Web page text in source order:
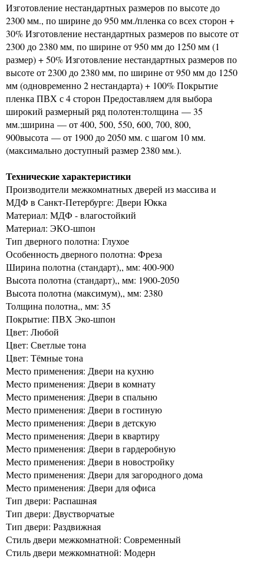
Изготовление нестандартных размеров по высоте до
2300 мм., по ширине до 950 мм./пленка со всех сторон +
30% Изготовление нестандартных размеров по высоте от
2300 до 2380 мм, по ширине от 950 мм до 1250 мм (1
размер) + 50% Изготовление нестандартных размеров по
высоте от 2300 до 2380 мм, по ширине от 950 мм до 1250
мм (одновременно 2 нестандарта) + 100% Покрытие
пленка ПВХ с 4 сторон Предоставляем для выбора
широкий размерный ряд полотен:толщина — 35
мм.;ширина — от 400, 500, 550, 600, 700, 800,
900высота — от 1900 до 2050 мм. с шагом 10 мм.
(максимально доступный размер 2380 мм.).
Технические характеристики
Производители межкомнатных дверей из массива и
МДФ в Санкт-Петербурге: Двери Юкка
Материал: МДФ - влагостойкий
Материал: ЭКО-шпон
Тип дверного полотна: Глухое
Особенность дверного полотна: Фреза
Ширина полотна (стандарт),, мм: 400-900
Высота полотна (стандарт),, мм: 1900-2050
Высота полотна (максимум),, мм: 2380
Толщина полотна,, мм: 35
Покрытие: ПВХ Эко-шпон
Цвет: Любой
Цвет: Светлые тона
Цвет: Тёмные тона
Место применения: Двери на кухню
Место применения: Двери в комнату
Место применения: Двери в спальню
Место применения: Двери в гостиную
Место применения: Двери в детскую
Место применения: Двери в квартиру
Место применения: Двери в гардеробную
Место применения: Двери в новостройку
Место применения: Двери для загородного дома
Место применения: Двери для офиса
Тип двери: Распашная
Тип двери: Двустворчатые
Тип двери: Раздвижная
Стиль двери межкомнатной: Современный
Стиль двери межкомнатной: Модерн